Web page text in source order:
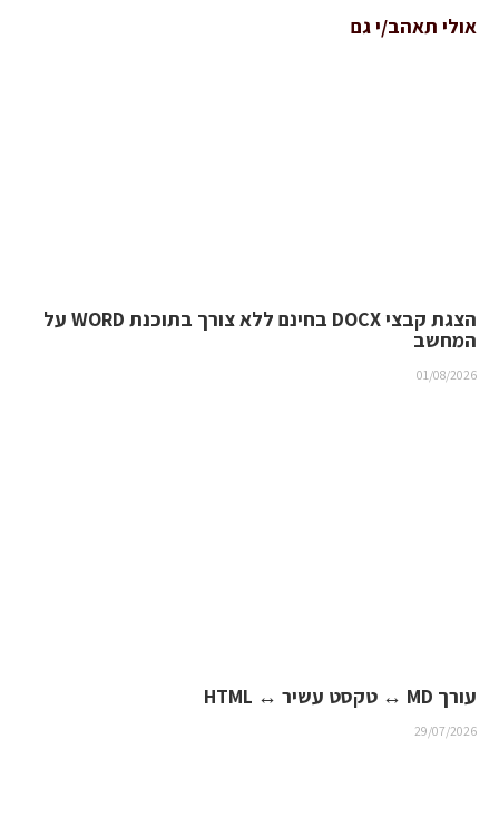
אולי תאהב/י גם
הצגת קבצי DOCX בחינם ללא צורך בתוכנת WORD על
המחשב
01/08/2026
עורך MD ↔ טקסט עשיר ↔ HTML
29/07/2026